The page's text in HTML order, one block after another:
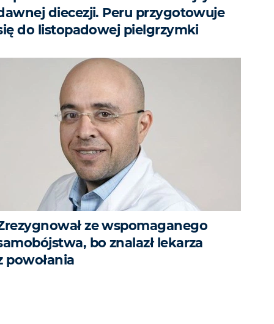
diecezji. Peru przygotowuje
do listopadowej pielgrzymki
ze wspomaganego
bo znalazł lekarza
powołania